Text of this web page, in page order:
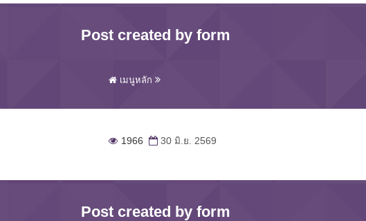
Post created by form
เมนูหลัก
1966 30 มิ.ย. 2569
Post created by form